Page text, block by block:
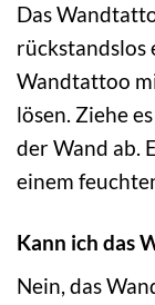
Das
rückstandslos
Wandtattoo
lösen. Ziehe
der Wand ab.
einem
Kann ich das
Nein, das